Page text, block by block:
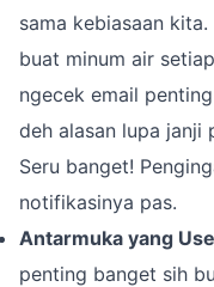
sama kebiasaan
buat minum air
ngecek email
deh alasan lupa janji
Seru banget!
notifikasinya pas.
Antarmuka yang
penting banget sih